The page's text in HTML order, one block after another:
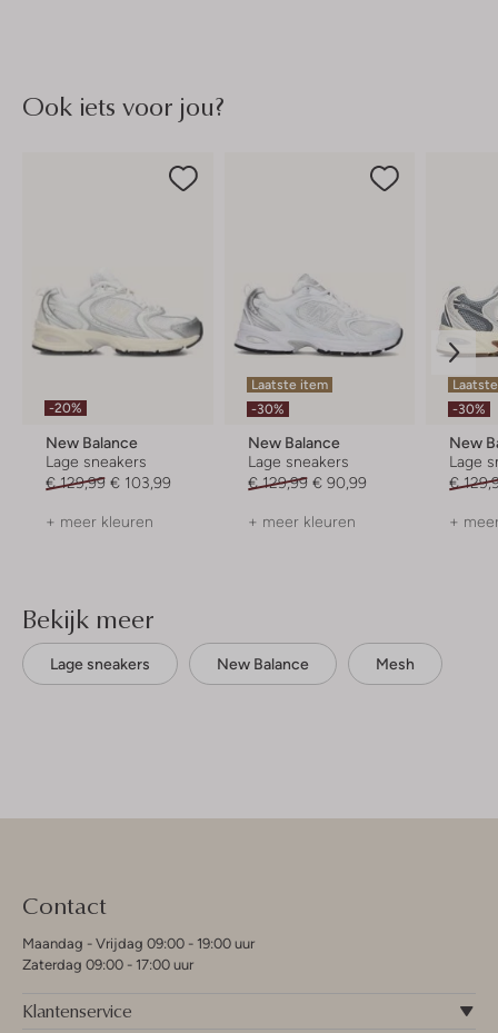
Ook iets voor jou?
-20%
New Balance
Lage sneakers
€ 129,99 € 103,99
+ meer kleuren
Laatste item
-30%
New Balance
Lage sneakers
€ 129,99 € 90,99
+ meer kleuren
-30%
New
Lage
€
+
Bekijk meer
Lage sneakers New Balance Mesh
Contact
Maandag - Vrijdag 09:00 - 19:00 uur
Zaterdag 09:00 - 17:00 uur
Klantenservice